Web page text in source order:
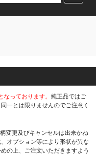
なっております。 純正品ではご
一とは限りませんのでご注意く
変更及びキャンセルは出来かね
オプション等により形状が異な
の上、ご注文いただきますよう